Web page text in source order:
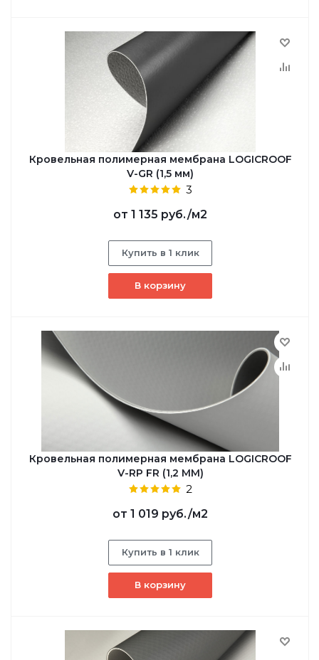
Кровельная полимерная мембрана LOGICROOF
V-GR (1,5 мм)
3
от 1 135 руб./м2
Купить в 1 клик
В корзину
Кровельная полимерная мембрана LOGICROOF
V-RP FR (1,2 ММ)
2
от 1 019 руб./м2
Купить в 1 клик
В корзину